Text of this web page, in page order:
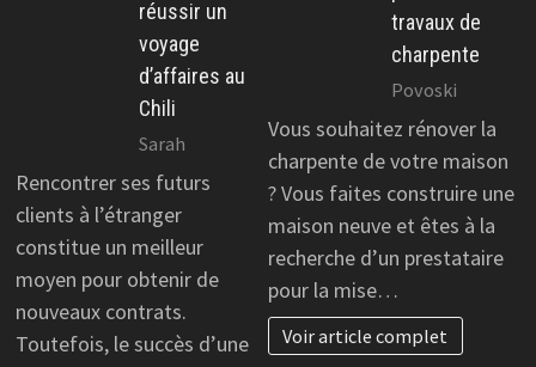
réussir un
voyage
d’affaires au
Chili
Sarah
Rencontrer ses futurs
clients à l’étranger
constitue un meilleur
moyen pour obtenir de
nouveaux contrats.
Toutefois, le succès d’une
travaux de
charpente
Povoski
Vous souhaitez rénover la
charpente de votre maison
? Vous faites construire une
maison neuve et êtes à la
recherche d’un prestataire
pour la mise…
Voir article complet